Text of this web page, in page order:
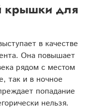
крышки для
в качестве
Она повышает
рядом с местом
так и в ночное
попадание
нельзя.